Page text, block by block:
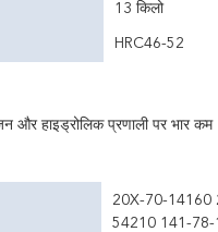
13 किलो
HRC46-52
और हाइड्रोलिक प्रणाली पर भार कम
20X-70-14160
54210 141-78-